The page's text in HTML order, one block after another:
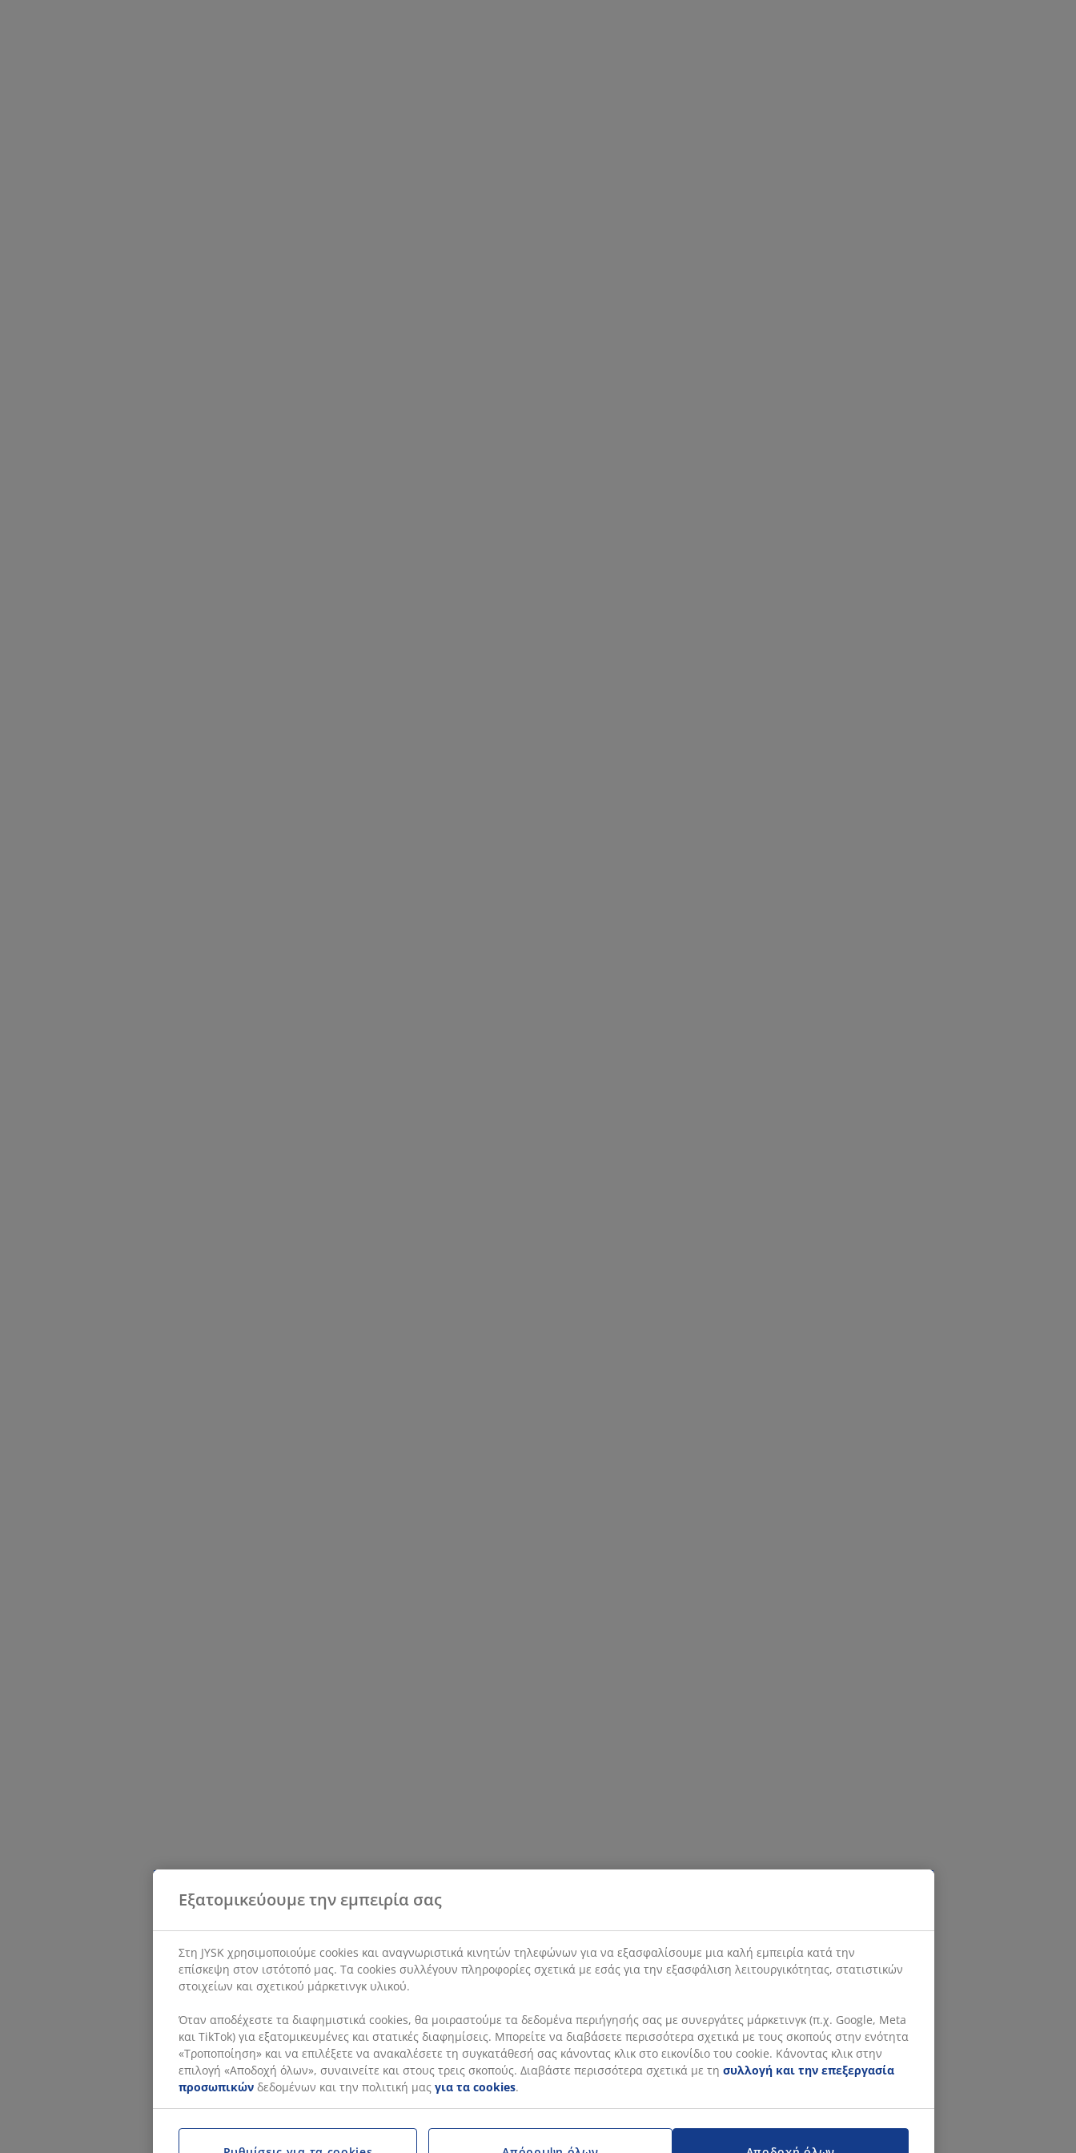
Εξατομικεύουμε την εμπειρία σας
Στη JYSK χρησιμοποιούμε cookies και αναγνωριστικά κινητών τηλεφώνων για να εξασφαλίσουμε μια καλή εμπειρία κατά την
επίσκεψη στον ιστότοπό μας. Τα cookies συλλέγουν πληροφορίες σχετικά με εσάς για την εξασφάλιση λειτουργικότητας, στατιστικών
στοιχείων και σχετικού μάρκετινγκ υλικού.
Όταν αποδέχεστε τα διαφημιστικά cookies, θα μοιραστούμε τα δεδομένα περιήγησής σας με συνεργάτες μάρκετινγκ (π.χ. Google, Meta
και TikTok) για εξατομικευμένες και στατικές διαφημίσεις. Μπορείτε να διαβάσετε περισσότερα σχετικά με τους σκοπούς στην ενότητα
«Τροποποίηση» και να επιλέξετε να ανακαλέσετε τη συγκατάθεσή σας κάνοντας κλικ στο εικονίδιο του cookie. Κάνοντας κλικ στην
επιλογή «Αποδοχή όλων», συναινείτε και στους τρεις σκοπούς. Διαβάστε περισσότερα σχετικά με τη συλλογή και την επεξεργασία
προσωπικών δεδομένων και την πολιτική μας για τα cookies.